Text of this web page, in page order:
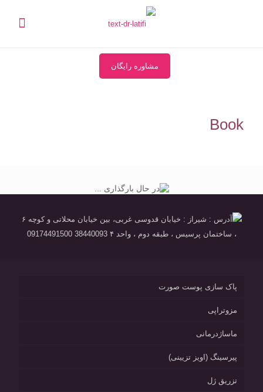
مشاوره رایگان
Book
آدرس : شیراز : خیابان قدوسی غربی، بین خیابان محلاتی و کوچه ۶
، ساختمان پرسیس ، طبقه دوم ، واحد ۴ 38440093 09174491500
پاک سازی پوست صورت
مزوتراپی
ماساژدرمانی
پیرسینگ (اویز تزیینی)
تزریق ژل